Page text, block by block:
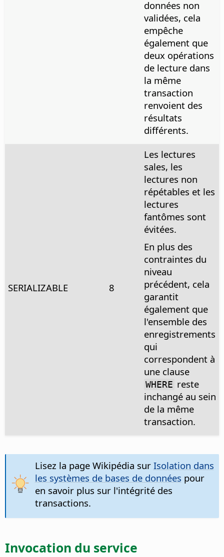
données non
validées, cela
empêche
également que
deux opérations
de lecture dans
la même
transaction
renvoient des
résultats
différents.
SERIALIZABLE 8
Les lectures
sales, les
lectures non
répétables et les
lectures
fantômes sont
évitées.
En plus des
contraintes du
niveau
précédent, cela
garantit
également que
l'ensemble des
enregistrements
qui
correspondent à
une clause
WHERE reste
inchangé au sein
de la même
transaction.
Lisez la page Wikipédia sur Isolation dans
les systèmes de bases de données pour
en savoir plus sur l'intégrité des
transactions.
Invocation du service